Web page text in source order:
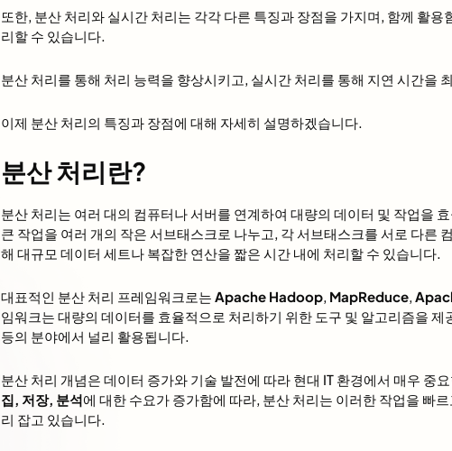
또한, 분산 처리와 실시간 처리는 각각 다른 특징과 장점을 가지며, 함께 활
리할 수 있습니다.
분산 처리를 통해 처리 능력을 향상시키고, 실시간 처리를 통해 지연 시간을
이제 분산 처리의 특징과 장점에 대해 자세히 설명하겠습니다.
분산 처리란?
분산 처리는 여러 대의 컴퓨터나 서버를 연계하여 대량의 데이터 및 작업을
큰 작업을 여러 개의 작은 서브태스크로 나누고, 각 서브태스크를 서로 다른
해 대규모 데이터 세트나 복잡한 연산을 짧은 시간 내에 처리할 수 있습니다.
대표적인 분산 처리 프레임워크로는Apache Hadoop, MapReduce,
임워크는 대량의 데이터를 효율적으로 처리하기 위한 도구 및 알고리즘을 제
등의 분야에서 널리 활용됩니다.
분산 처리 개념은 데이터 증가와 기술 발전에 따라 현대 IT 환경에서 매우 중
집, 저장, 분석에 대한 수요가 증가함에 따라, 분산 처리는 이러한 작업을 빠
리 잡고 있습니다.